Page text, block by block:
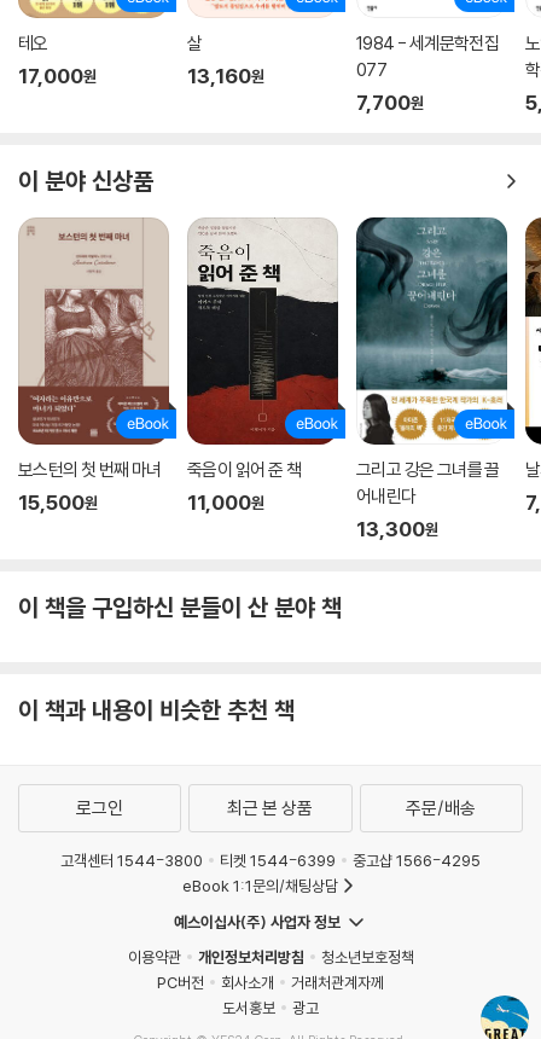
우면서도 현대적인 목소리가 더해지며 비로소 『그레이트 서클』이라는 소
설이 궤도에 오르게 된 것이다.
금주법 시대의 미국 서부부터 2차대전 시기의 영국, 21세기의 할리우드뿐
테일로 가득하다. 메리언이 태어나기도 전 부모 세대에서 이야기가 시작하
는 만큼 수많은 조연들이 등장하고, 이들 한 명 한 명이 생생히 살아 있어
지금 읽고 있는 장면이 마치 영화를 보는 것처럼, 인물들의 표정과 목소리
까지 눈앞에 펼쳐진다. 이들은 대체로 작가가 만들어낸 허구의 인물이지만
종종 실존했던 조종사들이 등장해 이야기를 더 풍성하게 만드는데, 그래서
인지 책을 다 읽고 나면 메리언 그레이브스라는 조종사가 정말로 존재했던
것처럼, 꿈을 좇아 지구를 한 바퀴 돌다 실종되어버린 것처럼 느껴진다.
메리언은 비행하는 법을 배우고 처음 공중회전에 성공한 뒤 쌍둥이인 제이
미에게 자신이 “우주의 중심”이 된 것 같았다고 말한다. “마치 내가 하나의
고정점이고, 조종장치를 이용해서 세상이 내 주위를 돌게 하는 것 같은 기
분”이었다고. 세상이 나의 주위를 도는 것이 아니라 내가 스틱과 방향타를
움직여 세상을 내 주위로 돌게 만드는 이 기분은, 아무데도 아닌 지금 이곳
방시켜주고, 삶에서 자신의 길을 스스로 조종해나갈 수 있도록 북돋아준
다. 책장을 한 장 한 장 넘기며 메리언과 해들리가 직접 조종간을 잡고 그리
테오
17,000원
살
13,160원
1984 - 세계문학전집
077
7,700원
이 분야 신상품
보스턴의 첫 번째 마녀
15,500원
죽음이 읽어 준 책
11,000원
그리고 강은 그녀를 끌
어내린다
13,300원
이 책을 구입하신 분들이 산 분야 책
이 책과 내용이 비슷한 추천 책
로그인 최근 본 상품 주문/배송
고객센터 1544-3800 티켓 1544-6399
중고샵 1566-4295
eBook 1:1문의/채팅상담
예스이십사(주) 사업자 정보
이용약관
개인정보처리방침
청소년보호정책
PC버전
회사소개
거래처관계자께
도서홍보
광고